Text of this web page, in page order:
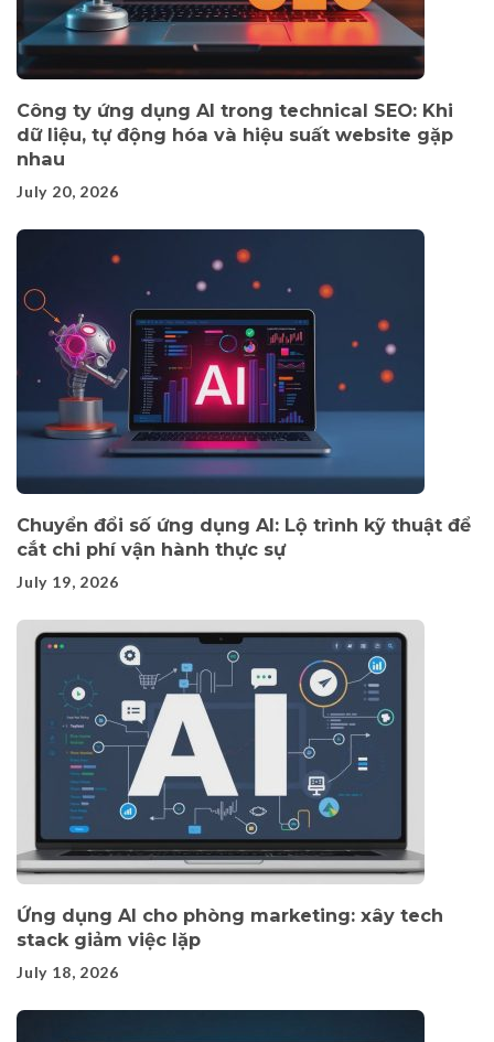
Công ty ứng dụng AI trong technical SEO: Khi
dữ liệu, tự động hóa và hiệu suất website gặp
nhau
July 20, 2026
Chuyển đổi số ứng dụng AI: Lộ trình kỹ thuật để
cắt chi phí vận hành thực sự
July 19, 2026
Ứng dụng AI cho phòng marketing: xây tech
stack giảm việc lặp
July 18, 2026